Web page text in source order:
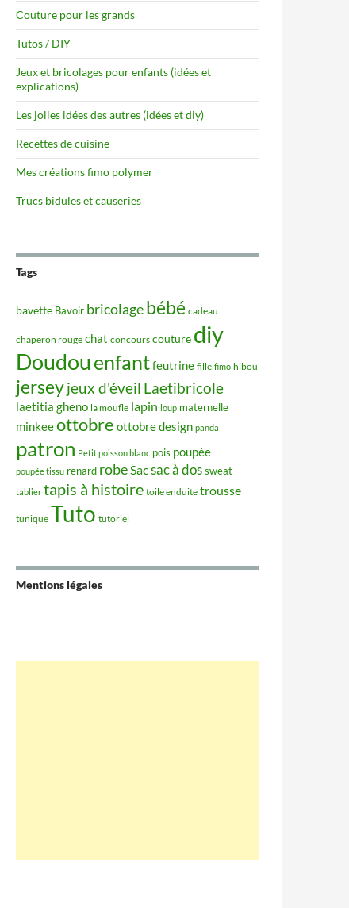
Couture pour les grands
Tutos / DIY
Jeux et bricolages pour enfants (idées et
explications)
Les jolies idées des autres (idées et diy)
Recettes de cuisine
Mes créations fimo polymer
Trucs bidules et causeries
Tags
bavette Bavoir bricolagebébé cadeau
chaperon rouge chat concours couture diy
Doudou enfantfeutrine fille fimo hibou
jerseyjeux d'éveil Laetibricole
laetitia gheno la moufle lapin loup maternelle
minkeeottobre ottobre design panda
patron Petit poisson blanc pois poupée
poupée tissu renard robeSacsac à dossweat
tablier tapis à histoire toile enduite trousse
tunique Tuto tutoriel
Mentions légales